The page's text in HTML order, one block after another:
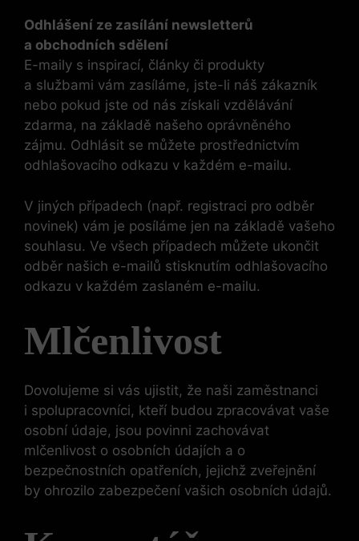
Odhlášení ze zasílání newsletterů
a obchodních sdělení
E-maily s inspirací, články či produkty
a službami vám zasíláme, jste-li náš zákazník
nebo pokud jste od nás získali vzdělávání
zdarma, na základě našeho oprávněného
zájmu. Odhlásit se můžete prostřednictvím
odhlašovacího odkazu v každém e-mailu.
V jiných případech (např. registraci pro odběr
novinek) vám je posíláme jen na základě vašeho
souhlasu. Ve všech případech můžete ukončit
odběr našich e-mailů stisknutím odhlašovacího
odkazu v každém zaslaném e-mailu.
Mlčenlivost
Dovolujeme si vás ujistit, že naši zaměstnanci
i spolupracovníci, kteří budou zpracovávat vaše
osobní údaje, jsou povinni zachovávat
mlčenlivost o osobních údajích a o
bezpečnostních opatřeních, jejichž zveřejnění
by ohrozilo zabezpečení vašich osobních údajů.